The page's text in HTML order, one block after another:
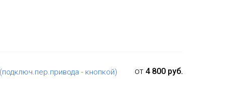
- кнопкой)
от 4 800 руб.